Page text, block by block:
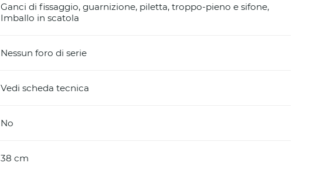
Ganci di fissaggio, guarnizione, piletta, troppo-pieno e sifone,
Imballo in scatola
Nessun foro di serie
Vedi scheda tecnica
No
38 cm